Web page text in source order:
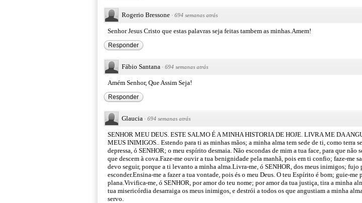
Rogerio Bressone · 694 semanas atrás
Senhor Jesus Cristo que estas palavras seja feitas tambem as minhas.Amem!
Responder
Fábio Santana · 694 semanas atrás
Amém Senhor, Que Assim Seja!
Responder
Glaucia · 694 semanas atrás
SENHOR MEU DEUS. ESTE SALMO É A MINHA HISTORIA DE HOJE. LIVRA ME DA
MEUS INIMIGOS.. Estendo para ti as minhas mãos; a minha alma tem sede de ti, como terra
depressa, ó SENHOR; o meu espírito desmaia. Não escondas de mim a tua face, para que não
que descem à cova.Faze-me ouvir a tua benignidade pela manhã, pois em ti confio; faze-me
devo seguir, porque a ti levanto a minha alma.Livra-me, ó SENHOR, dos meus inimigos; fujo
esconder.Ensina-me a fazer a tua vontade, pois és o meu Deus. O teu Espírito é bom; guie-me
plana.Vivifica-me, ó SENHOR, por amor do teu nome; por amor da tua justiça, tira a minha
tua misericórdia desarraiga os meus inimigos, e destrói a todos os que angustiam a minha
servo.